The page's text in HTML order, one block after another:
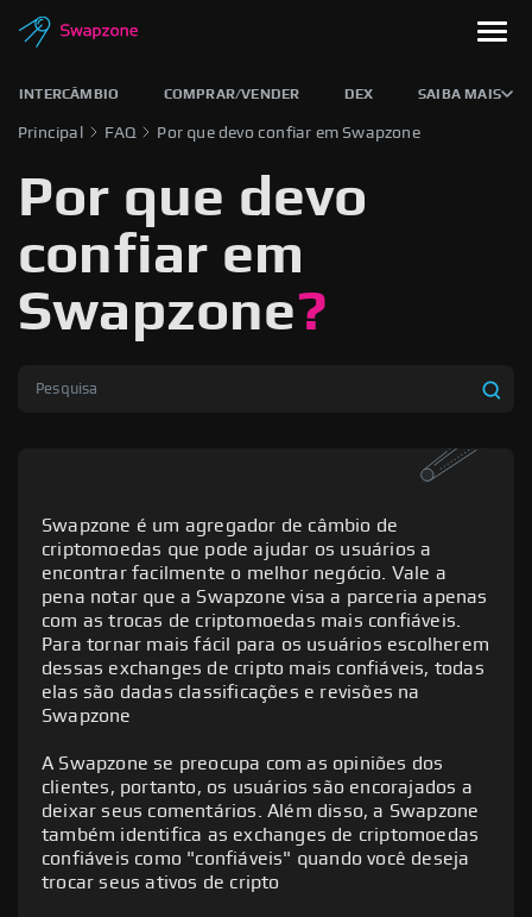
INTERCÂMBIO COMPRAR/VENDER DEX SAIBA MAIS
Principal FAQ Por que devo confiar em Swapzone
Por que devo
confiar em
Swapzone?
Swapzone é um agregador de câmbio de
criptomoedas que pode ajudar os usuários a
encontrar facilmente o melhor negócio. Vale a
pena notar que a Swapzone visa a parceria apenas
com as trocas de criptomoedas mais confiáveis.
Para tornar mais fácil para os usuários escolherem
dessas exchanges de cripto mais confiáveis, todas
elas são dadas classificações e revisões na
Swapzone
A Swapzone se preocupa com as opiniões dos
clientes, portanto, os usuários são encorajados a
deixar seus comentários. Além disso, a Swapzone
também identifica as exchanges de criptomoedas
confiáveis como "confiáveis" quando você deseja
trocar seus ativos de cripto